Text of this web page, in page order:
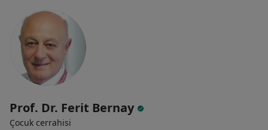
Prof. Dr. Ferit Bernay
Çocuk cerrahisi